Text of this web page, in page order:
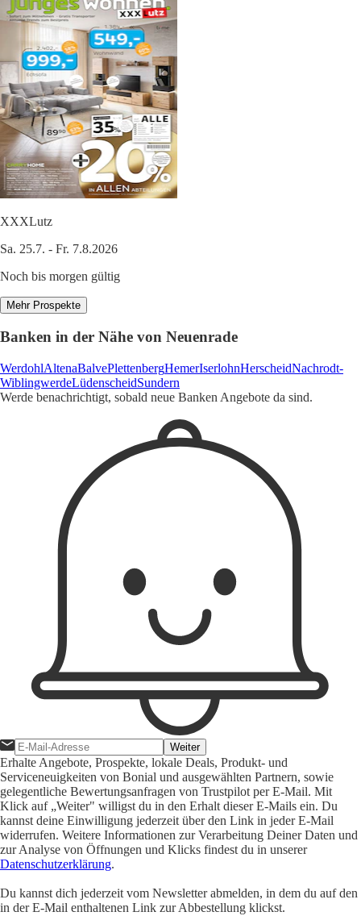
XXXLutz
Sa. 25.7. - Fr. 7.8.2026
Noch bis morgen gültig
Mehr Prospekte
Banken in der Nähe von Neuenrade
WerdohlAltenaBalvePlettenbergHemerIserlohnHerscheidNachrodt-
WiblingwerdeLüdenscheidSundern
Werde benachrichtigt, sobald neue Banken Angebote da sind.
Weiter
Erhalte Angebote, Prospekte, lokale Deals, Produkt- und
Serviceneuigkeiten von Bonial und ausgewählten Partnern, sowie
gelegentliche Bewertungsanfragen von Trustpilot per E-Mail. Mit
Klick auf „Weiter" willigst du in den Erhalt dieser E-Mails ein. Du
kannst deine Einwilligung jederzeit über den Link in jeder E-Mail
widerrufen. Weitere Informationen zur Verarbeitung Deiner Daten und
zur Analyse von Öffnungen und Klicks findest du in unserer
Datenschutzerklärung.
Du kannst dich jederzeit vom Newsletter abmelden, in dem du auf den
in der E-Mail enthaltenen Link zur Abbestellung klickst.